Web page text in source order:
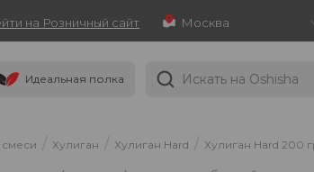
на Розничный сайт
Идеальная полка
/ Хулиган / Хулиган Hard / Хулиган Hard 200